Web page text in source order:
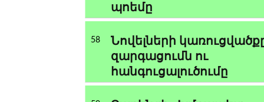
պոեմը
58
Նովելների
զարգացումն ու
հանգուցալուծումը